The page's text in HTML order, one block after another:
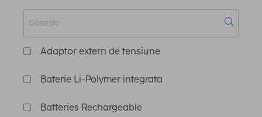
Adaptor extern de tensiune
Baterie Li-Polymer integrata
Batteries Rechargeable